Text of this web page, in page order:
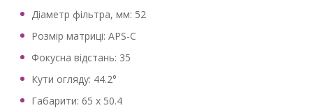
Діаметр фільтра, мм: 52
Розмір матриці: APS-C
Фокусна відстань: 35
Кути огляду: 44.2°
Габарити: 65 x 50.4